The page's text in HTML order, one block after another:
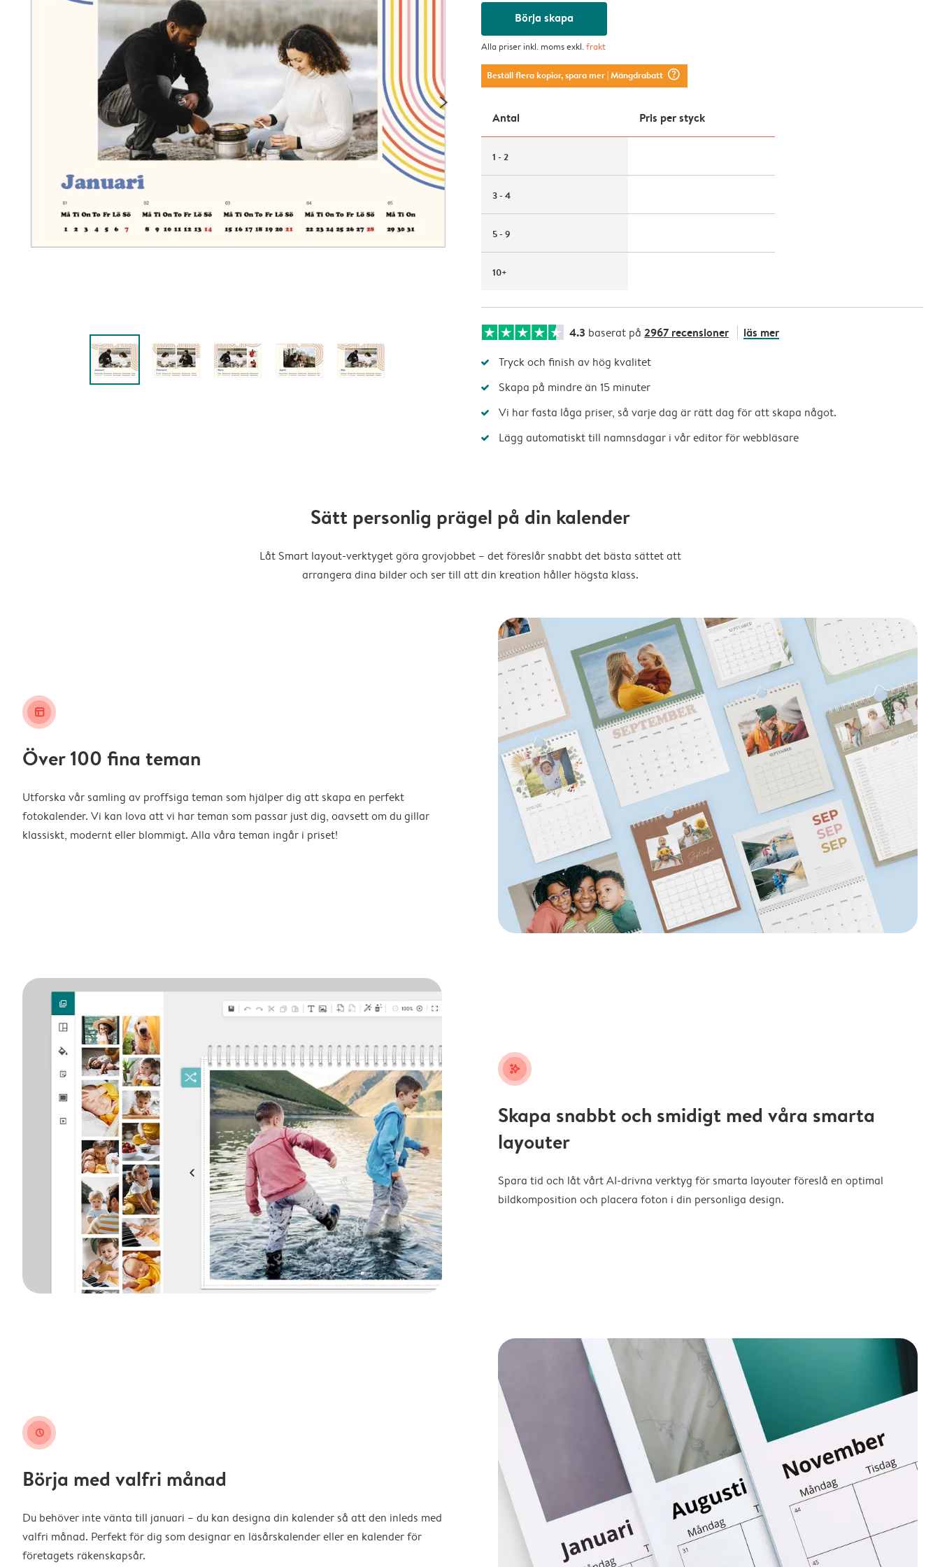
Börja skapa
Alla priser inkl. moms exkl.frakt
Beställ flera kopior, spara mer| Mängdrabatt question_mark_circle
Antal Pris per styck
1 - 2
3 - 4
5 - 9
10+
4.3 baserat på 2967 recensioner läs mer
Tryck och finish av hög kvalitet
Skapa på mindre än 15 minuter
Vi har fasta låga priser, så varje dag är rätt dag för att skapa något.
Lägg automatiskt till namnsdagar i vår editor för webbläsare
Sätt personlig prägel på din kalender
Låt Smart layout-verktyget göra grovjobbet – det föreslår snabbt det bästa sättet att
arrangera dina bilder och ser till att din kreation håller högsta klass.
layout_alt
Över 100 fina teman
Utforska vår samling av proffsiga teman som hjälper dig att skapa en perfekt
fotokalender. Vi kan lova att vi har teman som passar just dig, oavsett om du gillar
klassiskt, modernt eller blommigt. Alla våra teman ingår i priset!
stars_plus
Skapa snabbt och smidigt med våra smarta
layouter
Spara tid och låt vårt AI-drivna verktyg för smarta layouter föreslå en optimal
bildkomposition och placera foton i din personliga design.
clock
Börja med valfri månad
Du behöver inte vänta till januari – du kan designa din kalender så att den inleds med
valfri månad. Perfekt för dig som designar en läsårskalender eller en kalender för
företagets räkenskapsår.